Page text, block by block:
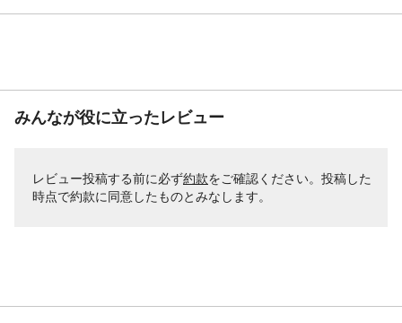
みんなが役に立ったレビュー
レビュー投稿する前に必ず約款をご確認ください。投稿した
時点で約款に同意したものとみなします。